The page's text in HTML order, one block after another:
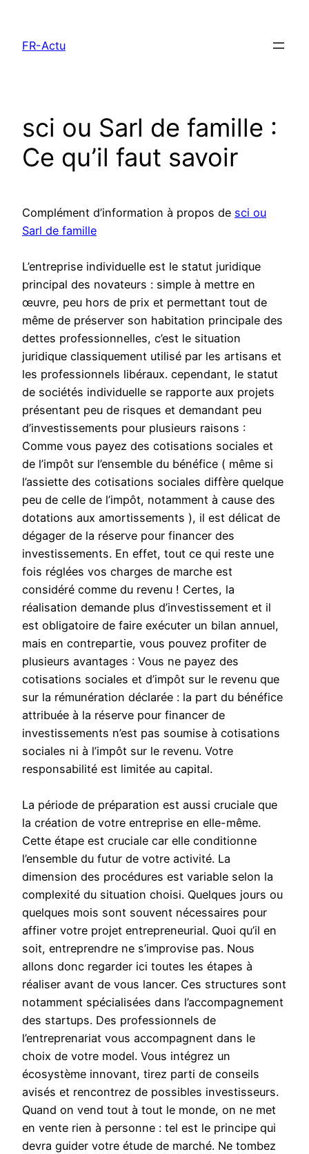
contenu
FR-Actu
sci ou Sarl de famille :
Ce qu’il faut savoir
Complément d’information à propos de sci ou
Sarl de famille
L’entreprise individuelle est le statut juridique
principal des novateurs : simple à mettre en
œuvre, peu hors de prix et permettant tout de
même de préserver son habitation principale des
dettes professionnelles, c’est le situation
juridique classiquement utilisé par les artisans et
les professionnels libéraux. cependant, le statut
de sociétés individuelle se rapporte aux projets
présentant peu de risques et demandant peu
d’investissements pour plusieurs raisons :
Comme vous payez des cotisations sociales et
de l’impôt sur l’ensemble du bénéfice ( même si
l’assiette des cotisations sociales diffère quelque
peu de celle de l’impôt, notamment à cause des
dotations aux amortissements ), il est délicat de
dégager de la réserve pour financer des
investissements. En effet, tout ce qui reste une
fois réglées vos charges de marche est
considéré comme du revenu ! Certes, la
réalisation demande plus d’investissement et il
est obligatoire de faire exécuter un bilan annuel,
mais en contrepartie, vous pouvez profiter de
plusieurs avantages : Vous ne payez des
cotisations sociales et d’impôt sur le revenu que
sur la rémunération déclarée : la part du bénéfice
attribuée à la réserve pour financer de
investissements n’est pas soumise à cotisations
sociales ni à l’impôt sur le revenu. Votre
responsabilité est limitée au capital.
La période de préparation est aussi cruciale que
la création de votre entreprise en elle-même.
Cette étape est cruciale car elle conditionne
l’ensemble du futur de votre activité. La
dimension des procédures est variable selon la
complexité du situation choisi. Quelques jours ou
quelques mois sont souvent nécessaires pour
affiner votre projet entrepreneurial. Quoi qu’il en
soit, entreprendre ne s’improvise pas. Nous
allons donc regarder ici toutes les étapes à
réaliser avant de vous lancer. Ces structures sont
notamment spécialisées dans l’accompagnement
des startups. Des professionnels de
l’entreprenariat vous accompagnent dans le
choix de votre model. Vous intégrez un
écosystème innovant, tirez parti de conseils
avisés et rencontrez de possibles investisseurs.
Quand on vend tout à tout le monde, on ne met
en vente rien à personne : tel est le principe qui
devra guider votre étude de marché. Ne tombez